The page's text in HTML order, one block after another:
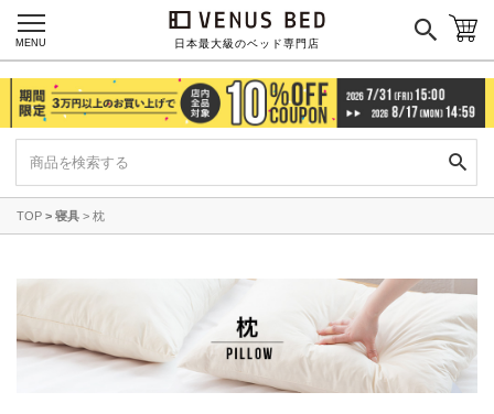
日本最大級のベッド専門店
MENU
TOP 寝具 枕